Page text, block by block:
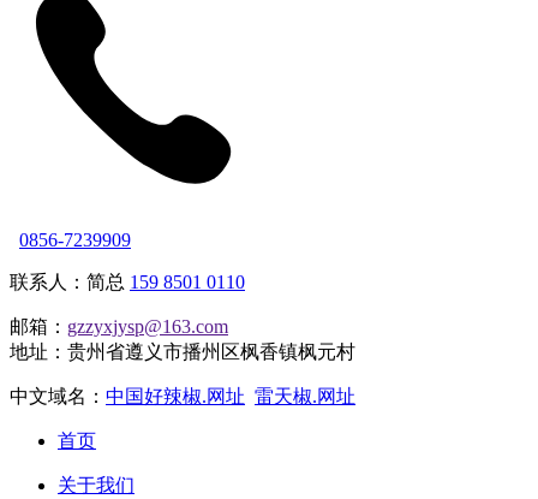
0856-7239909
联系人：简总 159 8501 0110
邮箱： gzzyxjysp@163.com
地址：贵州省遵义市播州区枫香镇枫元村
中文域名： 中国好辣椒.网址 雷天椒.网址
首页
关于我们